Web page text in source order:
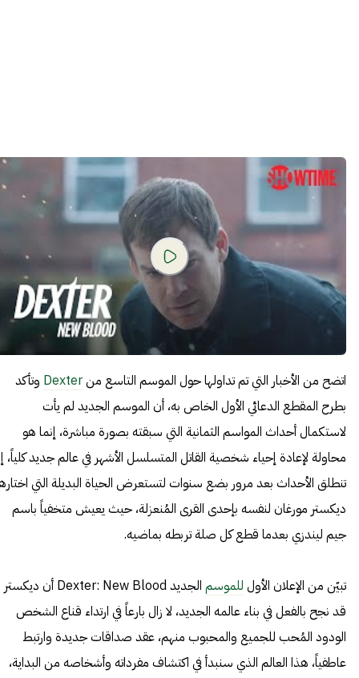
اتضح من الأخبار التي تم تداولها حول الموسم التاسع منDexter وتأكد
بطرح المقطع الدعائي الأول الخاص به، أن الموسم الجديد لم يأت
لاستكمال أحداث المواسم الثمانية التي سبقته بصورة مباشرة، إنما هو
محاولة لإعادة إحياء شخصية القاتل المتسلسل الأشهر في عالم جديد كلياً،
تنطلق الأحداث بعد مرور بضع سنوات لتستعرض الحياة البديلة التي
ديكستر مورغان لنفسه بإحدى القرى المُنعزلة، حيث يعيش متخفياً باسم
جيم ليندزي بعدما قطع كل صلة تربطه بماضيه.
تبيّن من الإعلان الأول للموسم
الجديد Dexter: New Blood أن ديكستر
قد نجح بالفعل في بناء عالمه الجديد، لا زال بارعاً في ارتداء قناع الشخص
الودود المُحب للجميع والمحبوب منهم، عقد صداقات جديدة وارتبط
عاطفياً، هذا العالم الذي سنبدأ في اكتشاف مفرداته وأشخاصه من البداية،